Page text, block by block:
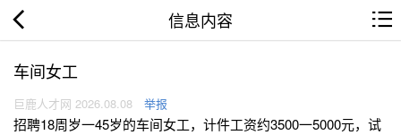
信息内容
车间女工
巨鹿人才网 2026.08.08 举报
招聘18周岁一45岁的车间女工，计件工资约3500一5000元，试